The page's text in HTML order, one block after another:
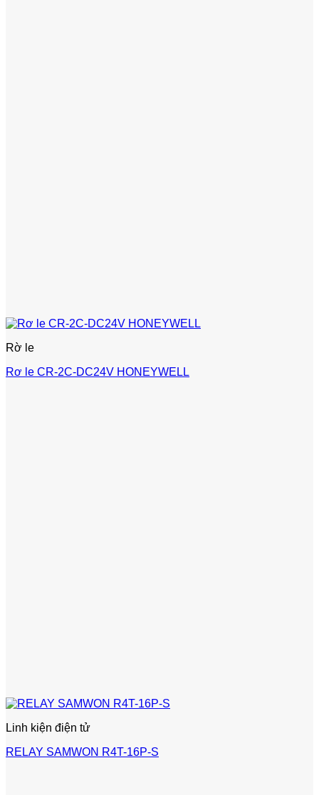
Rờ le
Rơ le CR-2C-DC24V HONEYWELL
Linh kiện điện tử
RELAY SAMWON R4T-16P-S